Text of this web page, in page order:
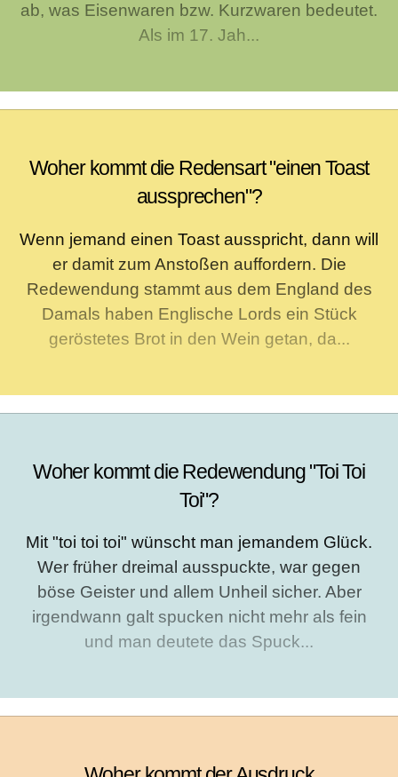
ab, was Eisenwaren bzw. Kurzwaren bedeutet.
Als im 17. Jah...
Woher kommt die Redensart "einen Toast
aussprechen"?
Wenn jemand einen Toast ausspricht, dann will
er damit zum Anstoßen auffordern. Die
Redewendung stammt aus dem England des
Damals haben Englische Lords ein Stück
geröstetes Brot in den Wein getan, da...
Woher kommt die Redewendung "Toi Toi
Toi"?
Mit "toi toi toi" wünscht man jemandem Glück.
Wer früher dreimal ausspuckte, war gegen
böse Geister und allem Unheil sicher. Aber
irgendwann galt spucken nicht mehr als fein
und man deutete das Spuck...